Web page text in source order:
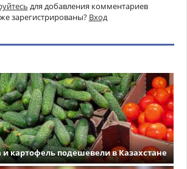
для добавления комментариев
зарегистрированы? Вход
и картофель подешевели в Казахстане